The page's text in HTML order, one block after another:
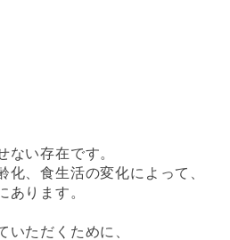
ない存在です。
化、食生活の変化によって、
あります。
いただくために、